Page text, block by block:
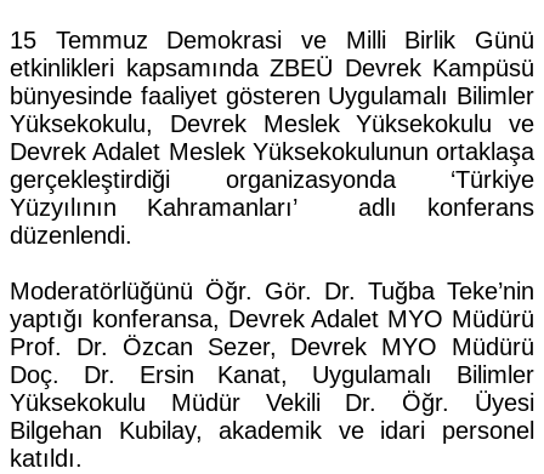
15 Temmuz Demokrasi ve Milli Birlik Günü
etkinlikleri kapsamında ZBEÜ Devrek Kampüsü
bünyesinde faaliyet gösteren Uygulamalı Bilimler
Yüksekokulu, Devrek Meslek Yüksekokulu ve
Devrek Adalet Meslek Yüksekokulunun ortaklaşa
gerçekleştirdiği organizasyonda ‘Türkiye
Yüzyılının Kahramanları’ adlı konferans
düzenlendi.
Moderatörlüğünü Öğr. Gör. Dr. Tuğba Teke’nin
yaptığı konferansa, Devrek Adalet MYO Müdürü
Prof. Dr. Özcan Sezer, Devrek MYO Müdürü
Doç. Dr. Ersin Kanat, Uygulamalı Bilimler
Yüksekokulu Müdür Vekili Dr. Öğr. Üyesi
Bilgehan Kubilay, akademik ve idari personel
katıldı.